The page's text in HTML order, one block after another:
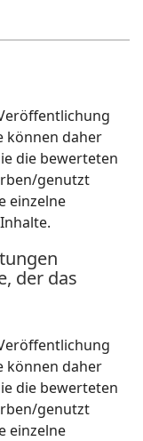
können daher
die bewerteten
genutzt
einzelne
der das
können daher
die bewerteten
genutzt
einzelne